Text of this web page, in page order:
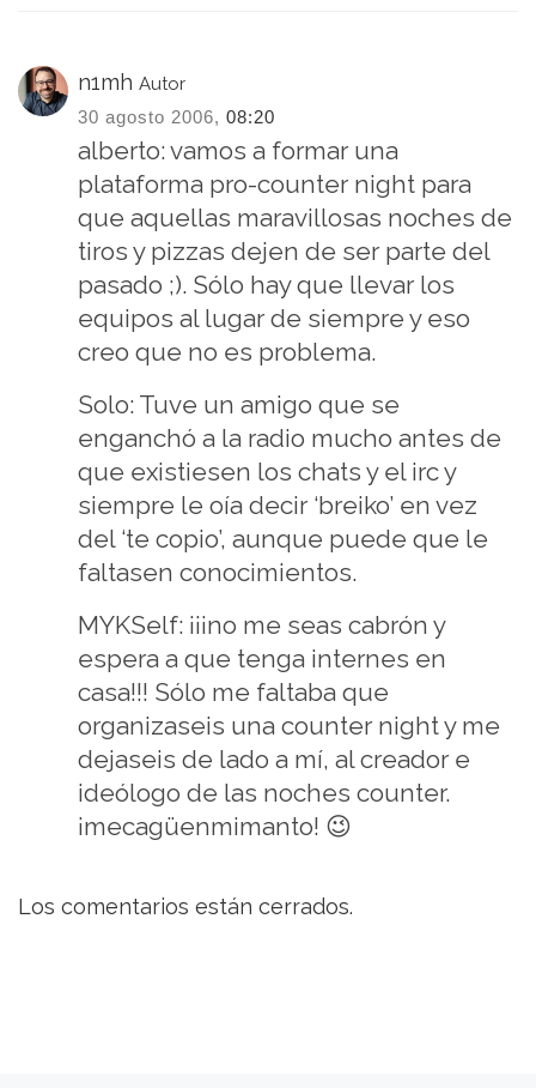
n1mh Autor
30 agosto 2006, 08:20
alberto: vamos a formar una
plataforma pro-counter night para
que aquellas maravillosas noches de
tiros y pizzas dejen de ser parte del
pasado ;). Sólo hay que llevar los
equipos al lugar de siempre y eso
creo que no es problema.
Solo: Tuve un amigo que se
enganchó a la radio mucho antes de
que existiesen los chats y el irc y
siempre le oía decir ‘breiko’ en vez
del ‘te copio’, aunque puede que le
faltasen conocimientos.
MYKSelf: ¡¡¡no me seas cabrón y
espera a que tenga internes en
casa!!! Sólo me faltaba que
organizaseis una counter night y me
dejaseis de lado a mí, al creador e
ideólogo de las noches counter.
¡mecagüenmimanto! 😉
Los comentarios están cerrados.